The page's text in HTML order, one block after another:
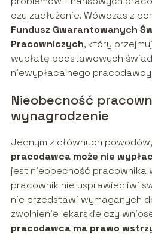
czy zadłużenie. Wówczas z
Fundusz Gwarantowanych
Pracowniczych, który
wypłatę podstawowych
niewypłacalnego
Nieobecność
wynagrodzenie
Jednym z głównych
pracodawca może nie
jest nieobecność pracownika
pracownik nie usprawiedliwi
nie przedstawi wymaganych
zwolnienie lekarskie czy
pracodawca ma prawo